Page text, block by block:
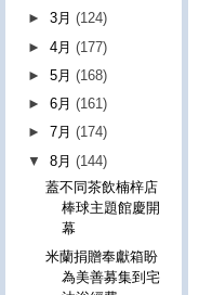
►3月(124)
►4月(177)
►5月(168)
►6月(161)
►7月(174)
▼8月(144)
蓋不同茶飲楠梓店
棒球主題館慶開
幕
米蘭捐贈奉獻箱盼
為美善募集到宅